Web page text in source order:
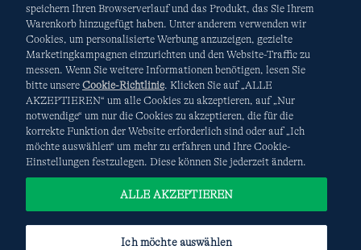
AGB Datenschutz & Sicherheit
Cookies-Ich möchte auswählen Site Map
Internationale Websites
Diese Website ist durch reCAPTCHA geschützt. Es gelten die
DatenschutzerklärungundNutzungsbedingungen
Google.
speichern Ihren Browserverlauf und das Produkt, das Sie Ihrem
Warenkorb hinzugefügt haben. Unter anderem verwenden wir
Cookies, um personalisierte Werbung anzuzeigen, gezielte
Marketingkampagnen einzurichten und den Website-Traffic zu
messen. Wenn Sie weitere Informationen benötigen, lesen Sie
bitte unsere Cookie-Richtlinie. Klicken Sie auf „ALLE
AKZEPTIEREN“ um alle Cookies zu akzeptieren, auf „Nur
notwendige“ um nur die Cookies zu akzeptieren, die für die
korrekte Funktion der Website erforderlich sind oder auf „Ich
möchte auswählen“ um mehr zu erfahren und Ihre Cookie-
Einstellungen festzulegen. Diese können Sie jederzeit ändern.
Ich möchte auswählen
ALLE AKZEPTIEREN